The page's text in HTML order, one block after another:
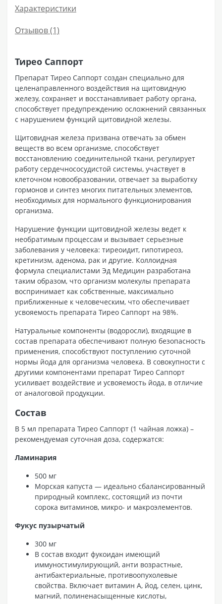
Характеристики
Отзывов (1)
Тирео Саппорт
Препарат Тирео Саппорт создан специально для
целенаправленного воздействия на щитовидную
железу, сохраняет и восстанавливает работу органа,
способствует предупреждению осложнений связанных
с нарушением функций щитовидной железы.
Щитовидная железа призвана отвечать за обмен
веществ во всем организме, способствует
восстановлению соединительной ткани, регулирует
работу сердечнососудистой системы, участвует в
клеточном новообразовании, отвечает за выработку
гормонов и синтез многих питательных элементов,
необходимых для нормального функционирования
организма.
Нарушение функции щитовидной железы ведет к
необратимым процессам и вызывает серьезные
заболевания у человека: тиреоидит, гипотиреоз,
кретинизм, аденома, рак и другие. Коллоидная
формула специалистами Эд Медицин разработана
таким образом, что организм молекулы препарата
воспринимает как собственные, максимально
приближенные к человеческим, что обеспечивает
усвояемость препарата Тирео Саппорт на 98%.
Натуральные компоненты (водоросли), входящие в
состав препарата обеспечивают полную безопасность
применения, способствуют поступлению суточной
нормы йода для организма человека. В совокупности с
другими компонентами препарат Тирео Саппорт
усиливает воздействие и усвояемость йода, в отличие
от аналоговой продукции.
Состав
В 5 мл препарата Тирео Саппорт (1 чайная ложка) –
рекомендуемая суточная доза, содержатся:
Ламинария
500 мг
Морская капуста — идеально сбалансированный
природный комплекс, состоящий из почти
сорока витаминов, микро- и макроэлементов.
Фукус пузырчатый
300 мг
В состав входит фукоидан имеющий
иммуностимулирующий, анти возрастные,
антибактериальные, противоопухолевые
свойства. Включает витамин А, йод, селен, цинк,
магний, полиненасыщенные кислоты,